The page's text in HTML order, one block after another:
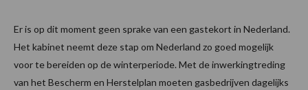
Er is op dit moment geen sprake van een gastekort in Nederland.
Het kabinet neemt deze stap om Nederland zo goed mogelijk
voor te bereiden op de winterperiode. Met de inwerkingtreding
van het Bescherm en Herstelplan moeten gasbedrijven dagelijks